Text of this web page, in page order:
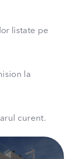
listate pe
la
curent.